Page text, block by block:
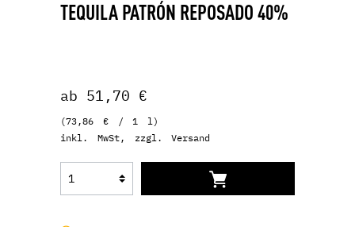
TEQUILA PATRÓN REPOSADO 40%
ab 51,70 €
(73,86 € / 1 l)
inkl. MwSt, zzgl. Versand